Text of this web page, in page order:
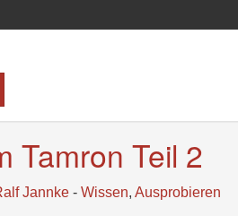
Tamron Teil 2
Jannke - Wissen, Ausprobieren